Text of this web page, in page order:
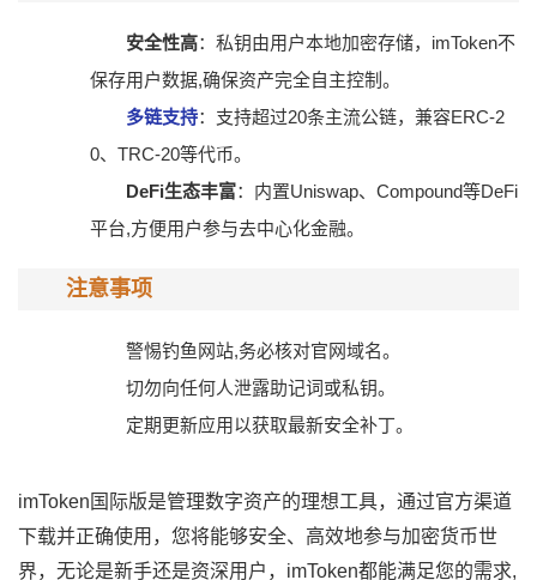
安全性高：私钥由用户本地加密存储，imToken不
保存用户数据,确保资产完全自主控制。
多链支持：支持超过20条主流公链，兼容ERC-2
0、TRC-20等代币。
DeFi生态丰富：内置Uniswap、Compound等DeFi
平台,方便用户参与去中心化金融。
注意事项
警惕钓鱼网站,务必核对官网域名。
切勿向任何人泄露助记词或私钥。
定期更新应用以获取最新安全补丁。
imToken国际版是管理数字资产的理想工具，通过官方渠道
下载并正确使用，您将能够安全、高效地参与加密货币世
界，无论是新手还是资深用户，imToken都能满足您的需求,